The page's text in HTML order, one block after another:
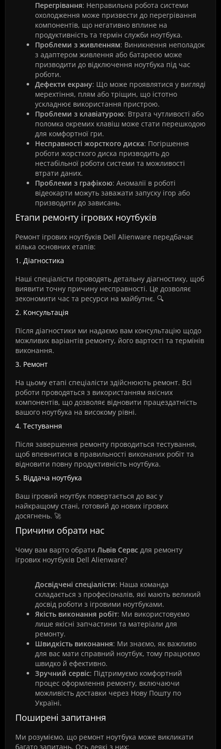
Перегрівання: Неправильна робота системи
охолодження може призвести до перегрівання
компонентів, що негативно вплине на
продуктивність та термін служби ноутбука.
Проблеми з живленням: Виникнення неполадок
з адаптером живлення або батареєю може
призводити до відключення ноутбука під час
роботи.
Дефекти екрану: Що може проявлятися у вигляді
мерехтіння, плям або тріщин, що істотно
ускладнює використання пристрою.
Проблеми з клавіатурою: Втрата чутливості або
поломка окремих клавіш може стати перешкодою
для комфортної гри.
Несправності жорсткого диска: Погіршення
роботи жорсткого диска призводить до
нестабільної роботи системи та можливості
втрати даних.
Проблеми з графікою: Аномалії в роботі
відеокарти можуть заважати запуску ігор або
призводити до зависань.
Етапи ремонту ігрових ноутбуків
Ремонт ігрових ноутбуків Dell Alienware передбачає
кілька основних етапів:
1. Діагностика
Наші спеціалісти проводять детальну діагностику, щоб
виявити точну причину несправності. Це дозволяє
зекономити час та ресурси на майбутнє. 🔍
2. Консультація
Після діагностики ми надаємо вам консультацію щодо
можливих варіантів ремонту, його вартості та термінів
виконання.
3. Ремонт
На цьому етапі спеціалісти здійснюють ремонт. Всі
роботи проводяться з використанням якісних
компонентів, що дозволяє відновити працездатність
вашого ноутбука на високому рівні.
4. Тестування
Після завершення ремонту проводиться тестування,
щоб впевнитися в правильності виконаних робіт та
відновити повну продуктивність ноутбука.
5. Віддача ноутбука
Ваш ігровий ноутбук повертається до вас у
найкращому стані, готовий до нових ігрових
досягнень. 🚀
Причини обрати нас
Чому вам варто обрати Львів Сервс для ремонту
ігрових ноутбуків Dell Alienware?
Досвідчені спеціалісти: Наша команда
складається з професіоналів, які мають великий
досвід роботи з ігровими ноутбуками.
Якість виконання робіт: Ми використовуємо
лише якісні запчастини та матеріали для
ремонту.
Швидкість виконання: Ми знаємо, як важливо
для вас мати справний ноутбук, тому працюємо
швидко й ефективно.
Зручний сервіс: Підтримуємо комфортний
процес оформлення ремонту, включаючи
можливість доставки через Нову Пошту по
Україні.
Поширені запитання
Ми розуміємо, що ремонт ноутбука може викликати
багато запитань. Ось деякі з них: